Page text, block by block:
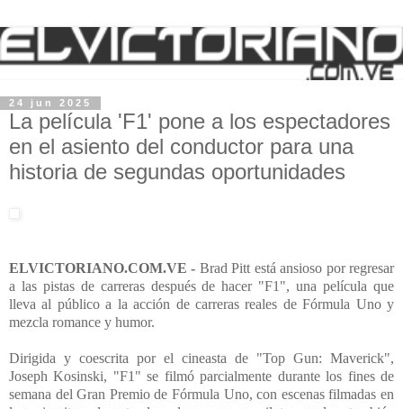
24 jun 2025
La película 'F1' pone a los espectadores
en el asiento del conductor para una
historia de segundas oportunidades
ELVICTORIANO.COM.VE - Brad Pitt está ansioso por regresar
a las pistas de carreras después de hacer "F1", una película que
lleva al público a la acción de carreras reales de Fórmula Uno y
mezcla romance y humor.
Dirigida y coescrita por el cineasta de "Top Gun: Maverick",
Joseph Kosinski, "F1" se filmó parcialmente durante los fines de
semana del Gran Premio de Fórmula Uno, con escenas filmadas en